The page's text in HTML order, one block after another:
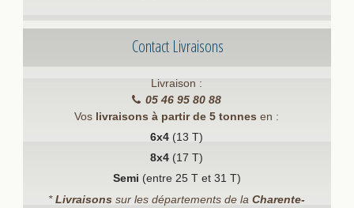
Contact Livraisons
Livraison :
05 46 95 80 88
Vos livraisons à partir de 5 tonnes en :
6x4 (13 T)
8x4 (17 T)
Semi (entre 25 T et 31 T)
*Livraisons sur les départements de laCharente-